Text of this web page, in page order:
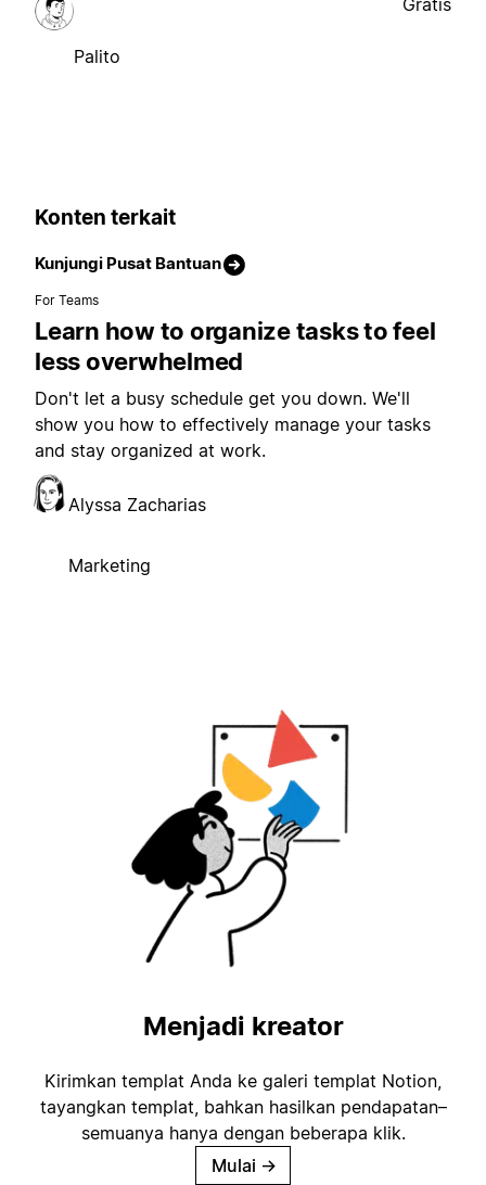
Palito
Konten terkait
Kunjungi Pusat Bantuan
For Teams
Learn how to organize tasks to feel
less overwhelmed
Don't let a busy schedule get you down. We'll
show you how to effectively manage your tasks
and stay organized at work.
Alyssa Zacharias
Marketing
Menjadi kreator
Kirimkan templat Anda ke galeri templat Notion,
tayangkan templat, bahkan hasilkan pendapatan–
semuanya hanya dengan beberapa klik.
Mulai →